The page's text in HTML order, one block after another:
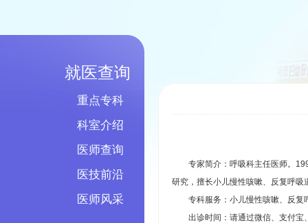
就医查询
重点专科
科室介绍
医师查询
医技前沿
医师风采
专家简介：呼吸科主任医师。
研究，擅长小儿慢性咳嗽、反复呼
专科服务：小儿慢性咳嗽、反复
出诊时间：请通过微信、支付宝